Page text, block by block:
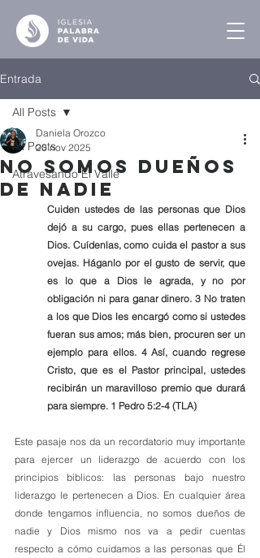
Entrada
All Posts
Atravesando El Valle
All Posts
No Somos Dueños
de Nadie
Daniela Orozco
20 nov 2025
Cuiden ustedes de las personas que Dios
dejó a su cargo, pues ellas pertenecen a
Dios. Cuídenlas, como cuida el pastor a sus
ovejas. Háganlo por el gusto de servir, que
es lo que a Dios le agrada, y no por
obligación ni para ganar dinero. 3 No traten
a los que Dios les encargó como si ustedes
fueran sus amos; más bien, procuren ser un
ejemplo para ellos. 4 Así, cuando regrese
Cristo, que es el Pastor principal, ustedes
recibirán un maravilloso premio que durará
para siempre. 1 Pedro 5:2-4 (TLA)
Este pasaje nos da un recordatorio muy importante
para ejercer un liderazgo de acuerdo con los
principios bíblicos: las personas bajo nuestro
liderazgo le pertenecen a Dios. En cualquier área
donde tengamos influencia, no somos dueños de
nadie y Dios mismo nos va a pedir cuentas
respecto a cómo cuidamos a las personas que Él